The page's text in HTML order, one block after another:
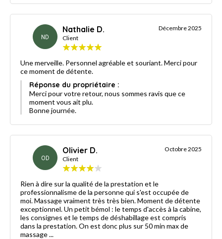
ND
Nathalie D.
Client
Décembre 2025
Une merveille. Personnel agréable et souriant. Merci pour
ce moment de détente.
Réponse du propriétaire :
Merci pour votre retour, nous sommes ravis que ce
moment vous ait plu.
Bonne journée.
OD
Olivier D.
Client
Octobre 2025
Rien à dire sur la qualité de la prestation et le
professionnalisme de la personne qui s'est occupée de
moi. Massage vraiment très très bien. Moment de détente
exceptionnel. Un petit bémol : le temps d'accès à la cabine,
les consignes et le temps de déshabillage est compris
dans la prestation. On est donc plus sur 50 min max de
massage ...